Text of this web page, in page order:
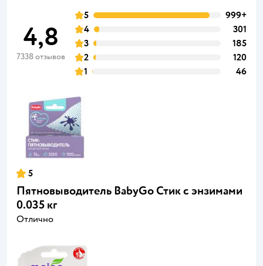
4,8
7338 отзывов
5
999+
4
301
3
185
2
120
1
46
5
Пятновыводитель BabyGo Стик с энзимами
0.035 кг
Отлично